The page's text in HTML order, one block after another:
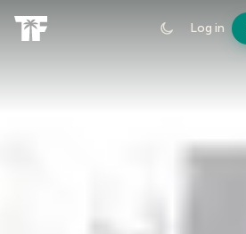
Log in